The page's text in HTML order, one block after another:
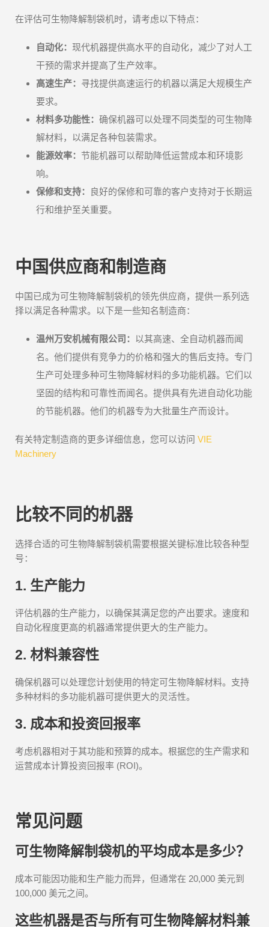
在评估可生物降解制袋机时，请考虑以下特点：
自动化： 现代机器提供高水平的自动化，减少了对人工
干预的需求并提高了生产效率。
高速生产： 寻找提供高速运行的机器以满足大规模生产
要求。
材料多功能性： 确保机器可以处理不同类型的可生物降
解材料，以满足各种包装需求。
能源效率： 节能机器可以帮助降低运营成本和环境影
响。
保修和支持：
良好的保修和可靠的客户支持对于长期运
行和维护至关重要。
中国供应商和制造商
中国已成为可生物降解制袋机的领先供应商，提供一系列选
择以满足各种需求。以下是一些知名制造商：
温州万安机械有限公司： 以其高速、全自动机器而闻
名。他们提供有竞争力的价格和强大的售后支持。专门
生产可处理多种可生物降解材料的多功能机器。它们以
坚固的结构和可靠性而闻名。提供具有先进自动化功能
的节能机器。他们的机器专为大批量生产而设计。
有关特定制造商的更多详细信息，您可以访问 VIE
Machinery
比较不同的机器
选择合适的可生物降解制袋机需要根据关键标准比较各种型
号：
1. 生产能力
评估机器的生产能力，以确保其满足您的产出要求。速度和
自动化程度更高的机器通常提供更大的生产能力。
2. 材料兼容性
确保机器可以处理您计划使用的特定可生物降解材料。支持
多种材料的多功能机器可提供更大的灵活性。
3. 成本和投资回报率
考虑机器相对于其功能和预算的成本。根据您的生产需求和
运营成本计算投资回报率 (ROI)。
常见问题
可生物降解制袋机的平均成本是多少？
成本可能因功能和生产能力而异，但通常在 20,000 美元到
100,000 美元之间。
这些机器是否与所有可生物降解材料兼